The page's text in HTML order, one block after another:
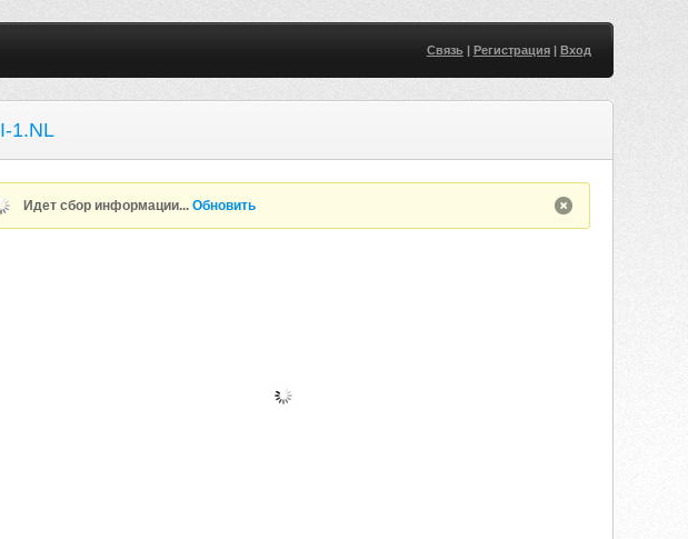
Связь| Регистрация| Вход
I-1.NL
Идет сбор информации...Обновить